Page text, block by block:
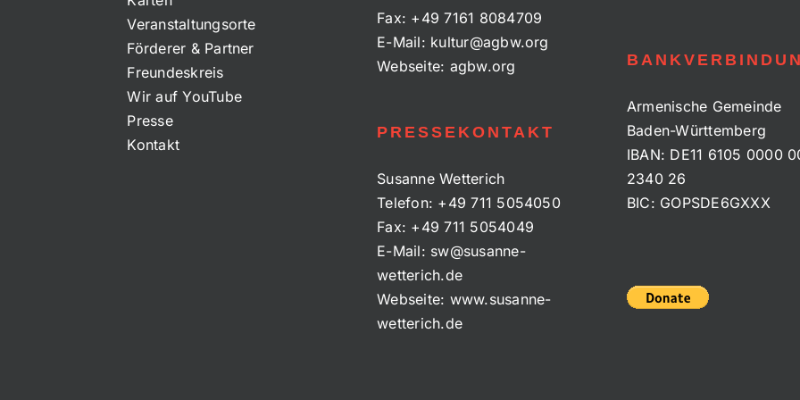
Veranstaltungsorte
Förderer & Partner
Freundeskreis
Wir auf YouTube
Presse
Kontakt
Fax: +49 7161 8084709
E-Mail: kultur@agbw.org
Webseite: agbw.org
PRESSEKONTAKT
Susanne Wetterich
Telefon: +49 711 5054050
Fax: +49 711 5054049
E-Mail: sw@susanne-
wetterich.de
Webseite: www.susanne-
wetterich.de
Armenische Gemeinde
Baden-Württemberg
IBAN: DE11 6105 0000
2340 26
BIC: GOPSDE6GXXX